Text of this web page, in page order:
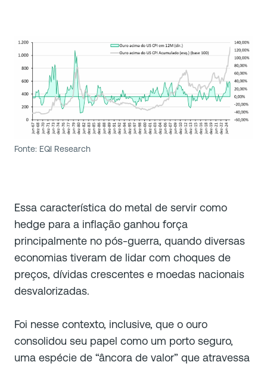
Fonte: EQI Research
Essa característica do metal de servir como
hedge para a inflação ganhou força
principalmente no pós-guerra, quando diversas
economias tiveram de lidar com choques de
preços, dívidas crescentes e moedas nacionais
desvalorizadas.
Foi nesse contexto, inclusive, que o ouro
consolidou seu papel como um porto seguro,
uma espécie de “âncora de valor” que atravessa